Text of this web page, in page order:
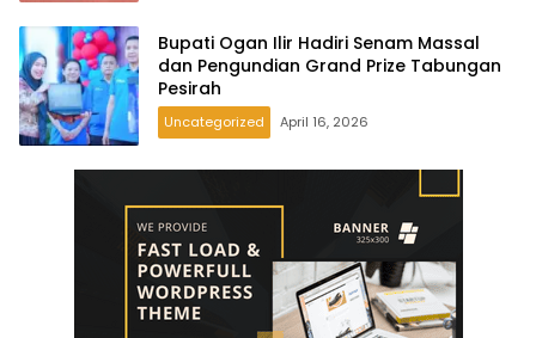
Bupati Ogan Ilir Hadiri Senam Massal
dan Pengundian Grand Prize Tabungan
Pesirah
Uncategorized April 16, 2026